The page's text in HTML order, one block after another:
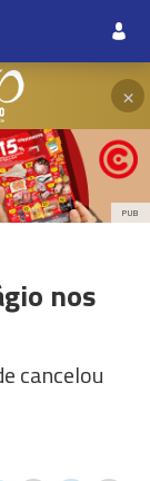
×
PUB
nos
cancelou